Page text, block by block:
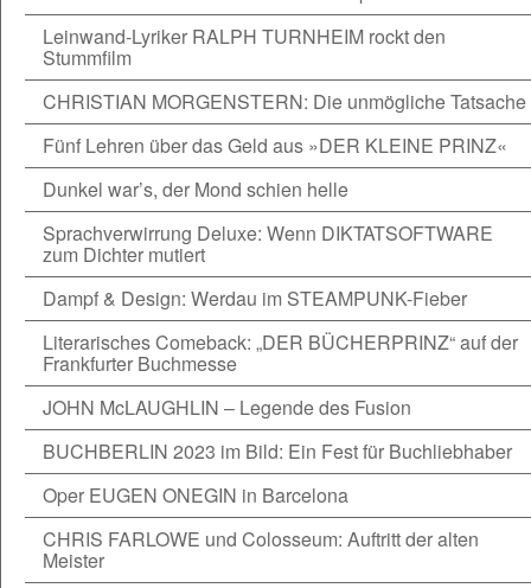
Leinwand-Lyriker RALPH TURNHEIM rockt den
Stummfilm
CHRISTIAN MORGENSTERN: Die unmögliche Tatsache
Fünf Lehren über das Geld aus »DER KLEINE PRINZ«
Dunkel war’s, der Mond schien helle
Sprachverwirrung Deluxe: Wenn DIKTATSOFTWARE
zum Dichter mutiert
Dampf & Design: Werdau im STEAMPUNK-Fieber
Literarisches Comeback: „DER BÜCHERPRINZ“ auf der
Frankfurter Buchmesse
JOHN McLAUGHLIN – Legende des Fusion
BUCHBERLIN 2023 im Bild: Ein Fest für Buchliebhaber
Oper EUGEN ONEGIN in Barcelona
CHRIS FARLOWE und Colosseum: Auftritt der alten
Meister